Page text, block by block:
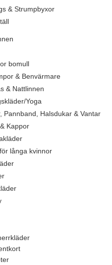
& Strumpbyxor
bomull
& Benvärmare
& Nattlinnen
Yoga
Pannband, Halsdukar & Vantar
Kappor
långa kvinnor